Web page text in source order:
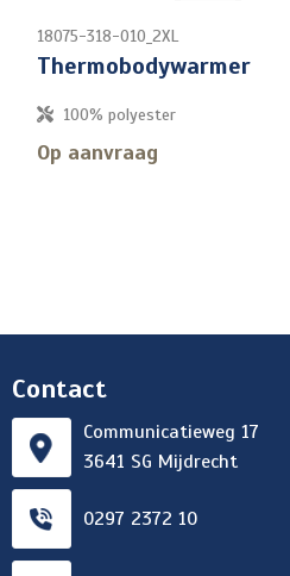
18075-318-010_2XL
Thermobodywarmer
100% polyester
Op aanvraag
Contact
Communicatieweg 17
3641 SG Mijdrecht
0297 2372 10